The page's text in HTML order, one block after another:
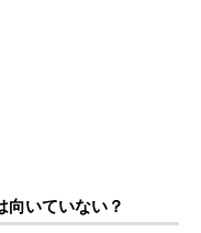
いていない？